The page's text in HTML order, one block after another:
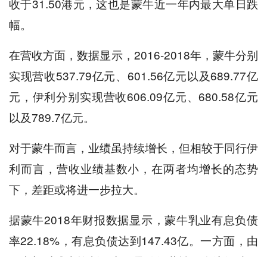
收于31.50港元，这也是蒙牛近一年内最大单日跌
幅。
在营收方面，数据显示，2016-2018年，蒙牛分别
实现营收537.79亿元、601.56亿元以及689.77亿
元，伊利分别实现营收606.09亿元、680.58亿元
以及789.7亿元。
对于蒙牛而言，业绩虽持续增长，但相较于同行伊
利而言，营收业绩基数小，在两者均增长的态势
下，差距或将进一步拉大。
据蒙牛2018年财报数据显示，蒙牛乳业有息负债
率22.18%，有息负债达到147.43亿。一方面，由